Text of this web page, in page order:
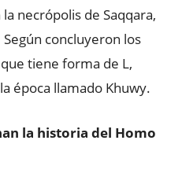
necrópolis de Saqqara,
concluyeron los
tiene forma de L,
época llamado Khuwy.
la historia del Homo